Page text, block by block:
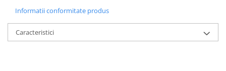
Informatii conformitate produs
Caracteristici